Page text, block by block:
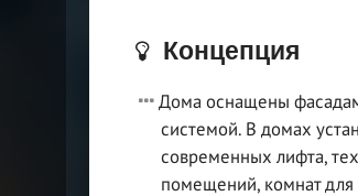
Концепция
Дома оснащены
системой. В домах
современных лифта,
помещений, комнат для